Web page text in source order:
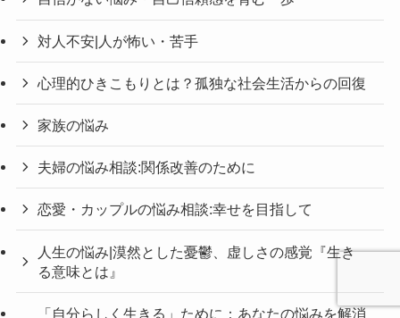
対人不安|人が怖い・苦手
心理的ひきこもりとは？孤独な社会生活からの回復
家族の悩み
夫婦の悩み相談:関係改善のために
恋愛・カップルの悩み相談:幸せを目指して
人生の悩み|漠然とした憂鬱、虚しさの感覚『生き
る意味とは』
「自分らしく生きる」ために：あなたの悩みを解消